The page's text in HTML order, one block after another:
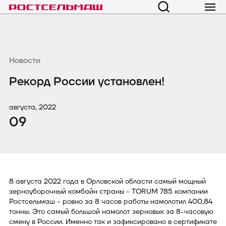
Новости
Рекорд России установлен!
августа, 2022
09
8 августа 2022 года в Орловской области самый мощный
зерноуборочный комбайн страны - TORUM 785 компании
Ростсельмаш - ровно за 8 часов работы намолотил 400,84
тонны. Это самый большой намолот зерновых за 8-часовую
смену в России. Именно так и зафиксировано в сертификате